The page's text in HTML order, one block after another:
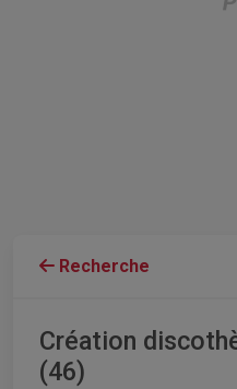
Recherche
Création
(46)